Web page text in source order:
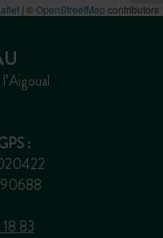
| ©OpenStreetMap contributors
:
83